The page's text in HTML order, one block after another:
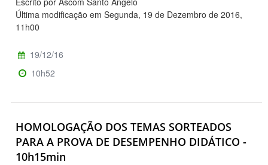
Última modificação em Segunda, 19 de Dezembro de 2016,
11h00
19/12/16
10h52
HOMOLOGAÇÃO DOS TEMAS SORTEADOS
PARA A PROVA DE DESEMPENHO DIDÁTICO -
10h15min